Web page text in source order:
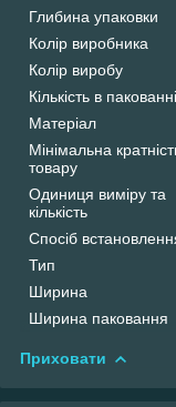
Глибина упаковки
Колір виробника
Колір виробу
Кількість в пакованні
Матеріал
Мінімальна
товару
Одиниця виміру та
кількість
Спосіб
Тип
Ширина
Ширина паковання
Приховати